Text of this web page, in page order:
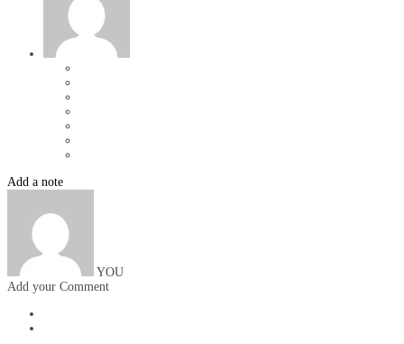
Add a note
YOU
Add your Comment